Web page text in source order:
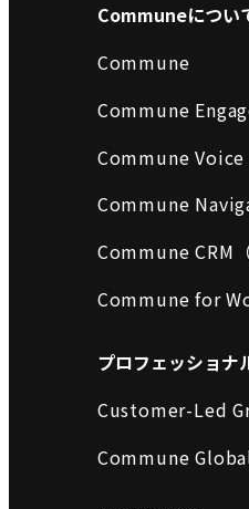
Communeについ
Commune
Commune
Commune Voice
Commune
Commune CRM
Commune for
プロフェッショナ
Customer-Led
Commune